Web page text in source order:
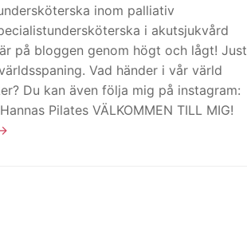
inom palliativ
i akutsjukvård
på bloggen genom högt och lågt! Just
Vad händer i vår värld
Du kan även följa mig på instagram:
Pilates VÄLKOMMEN TILL MIG!